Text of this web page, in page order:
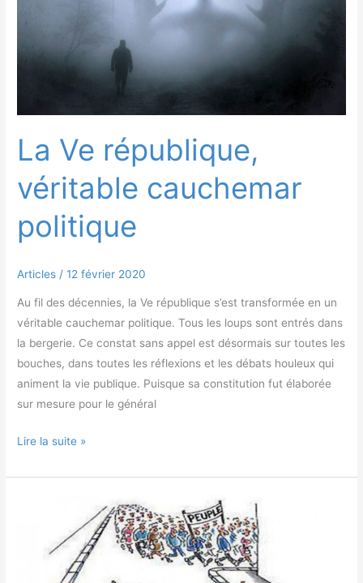
La Ve république,
véritable cauchemar
politique
Articles /12 février 2020
Au fil des décennies, la Ve république s’est transformée en un
véritable cauchemar politique. Tous les loups sont entrés dans
la bergerie. Ce constat sans appel est désormais sur toutes les
bouches, dans toutes les réflexions et les débats houleux qui
animent la vie publique. Puisque sa constitution fut élaborée
sur mesure pour le général
cauchemar
Lire la suite »
représentative,